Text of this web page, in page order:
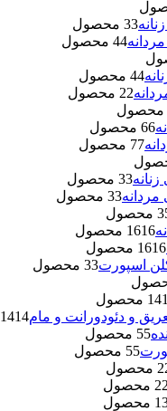
33 محصول
44 محصول
44 محصول
22 محصول
66 محصول
77 محصول
33 محصول
33 محصول
1616 محصول
1616 محصول
اسپورت 33 محصول
14
و دئودورانت و مام
1414 محصول
55 محصول
55 محصول
2
22 محصول